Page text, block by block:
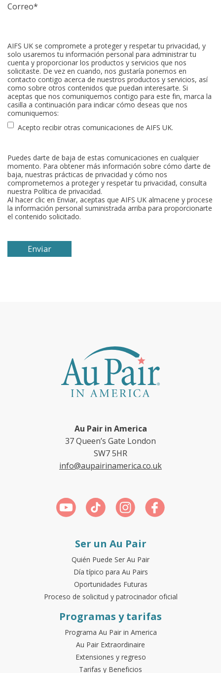
Correo*
AIFS UK se compromete a proteger y respetar tu privacidad, y
solo usaremos tu información personal para administrar tu
cuenta y proporcionar los productos y servicios que nos
solicitaste. De vez en cuando, nos gustaría ponernos en
contacto contigo acerca de nuestros productos y servicios, así
como sobre otros contenidos que puedan interesarte. Si
aceptas que nos comuniquemos contigo para este fin, marca la
casilla a continuación para indicar cómo deseas que nos
comuniquemos:
Acepto recibir otras comunicaciones de AIFS UK.
Puedes darte de baja de estas comunicaciones en cualquier
momento. Para obtener más información sobre cómo darte de
baja, nuestras prácticas de privacidad y cómo nos
comprometemos a proteger y respetar tu privacidad, consulta
nuestra Política de privacidad.
Al hacer clic en Enviar, aceptas que AIFS UK almacene y procese
la información personal suministrada arriba para proporcionarte
el contenido solicitado.
Au Pair in America
37 Queen’s Gate London
SW7 5HR
info@aupairinamerica.co.uk
Ser un Au Pair
Quién Puede Ser Au Pair
Día típico para Au Pairs
Oportunidades Futuras
Proceso de solicitud y patrocinador oficial
Programas y tarifas
Programa Au Pair in America
Au Pair Extraordinaire
Extensiones y regreso
Tarifas y Beneficios